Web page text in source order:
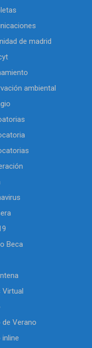
de madrid
ambiental
Beca
Virtual
de Verano